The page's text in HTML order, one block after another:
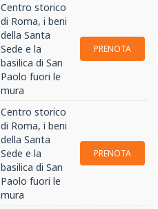
Centro storico
di Roma, i beni
della Santa
Sede e la
basilica di San
Paolo fuori le
mura
PRENOTA
Centro storico
di Roma, i beni
della Santa
Sede e la
basilica di San
Paolo fuori le
mura
PRENOTA